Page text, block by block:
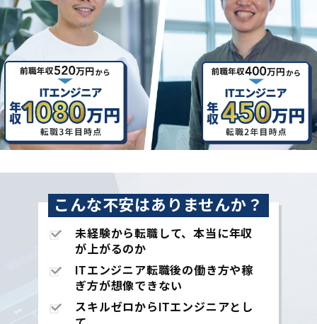
こんな不安はありませんか？
未経験から転職して、本当に年収
が上がるのか
ITエンジニア転職後の働き方や稼
ぎ方が想像できない
スキルゼロからITエンジニアとし